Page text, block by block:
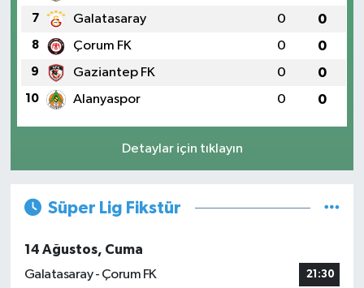
7 Galatasaray 0 0
8 Çorum FK 0 0
9 Gaziantep FK 0 0
10 Alanyaspor 0 0
Detaylar için tıklayın
Süper Lig Fikstür
14 Ağustos, Cuma
Galatasaray - Çorum FK
21:30